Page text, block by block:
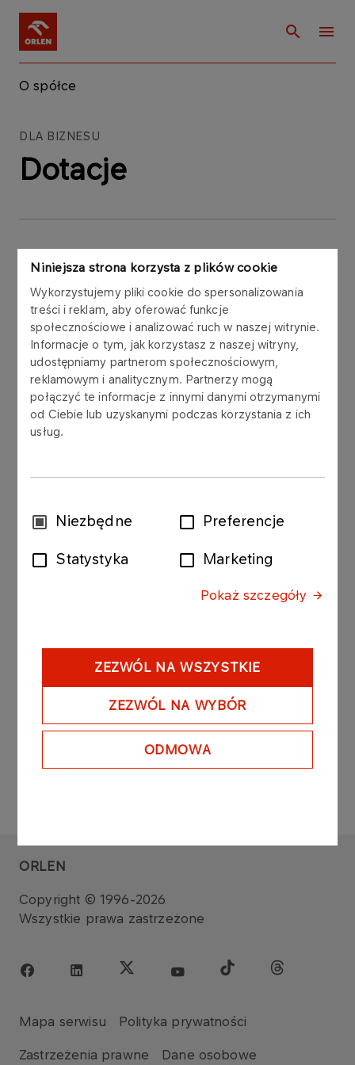
Niniejsza strona korzysta z plików cookie
Wykorzystujemy pliki cookie do spersonalizowania
treści i reklam, aby oferować funkcje
społecznościowe i analizować ruch w naszej witrynie.
Informacje o tym, jak korzystasz z naszej witryny,
udostępniamy partnerom społecznościowym,
reklamowym i analitycznym. Partnerzy mogą
połączyć te informacje z innymi danymi otrzymanymi
od Ciebie lub uzyskanymi podczas korzystania z ich
usług.
WybórNiezbędne Preferencje
Statystyka Marketing
Pokaż szczegóły
ZEZWÓL NA WSZYSTKIE
ZEZWÓL NA WYBÓR
ODMOWA
O spółce
DLA BIZNESU
Dotacje
DLA BIZNESU
Projekty inwestycyjne
DLA BIZNESU
Projekty B+R
ORLEN
Copyright © 1996-2026
Wszystkie prawa zastrzeżone
Mapa serwisu Polityka prywatności
Zastrzeżenia prawne Dane osobowe